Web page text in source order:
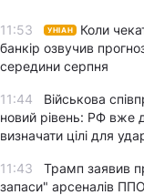
11:53 УНІАН
Коли
банкір озвучив
середини серпня
11:44
Військова
новий рівень: РФ вже
визначати цілі для
11:43
Трамп заявив
запаси" арсеналів